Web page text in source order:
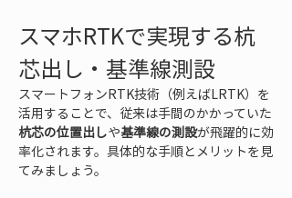
スマホRTKで実現する杭
芯出し・基準線測設
スマートフォンRTK技術（例えばLRTK）を
活用することで、従来は手間のかかっていた
杭芯の位置出しや基準線の測設が飛躍的に効
率化されます。具体的な手順とメリットを見
てみましょう。